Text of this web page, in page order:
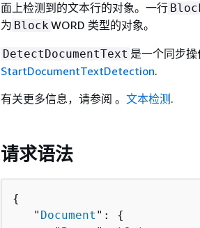
面上检测到的文本行的对象。一行
为 BlockWORD 类型的对象。
DetectDocumentText 是一个同步
StartDocumentTextDetection.
有关更多信息，请参阅 。 文本检测 .
请求语法
{
   "
Document ": {